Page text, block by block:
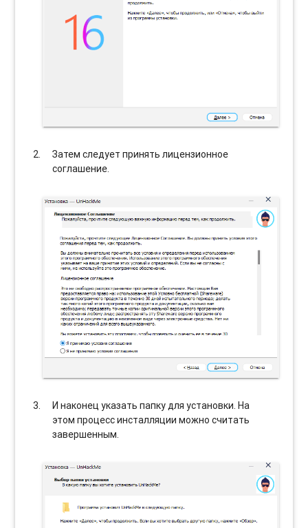
Затем следует принять лицензионное
соглашение.
И наконец указать папку для установки. На
этом процесс инсталляции можно считать
завершенным.